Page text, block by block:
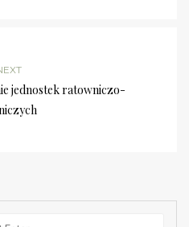
jednostek ratowniczo-